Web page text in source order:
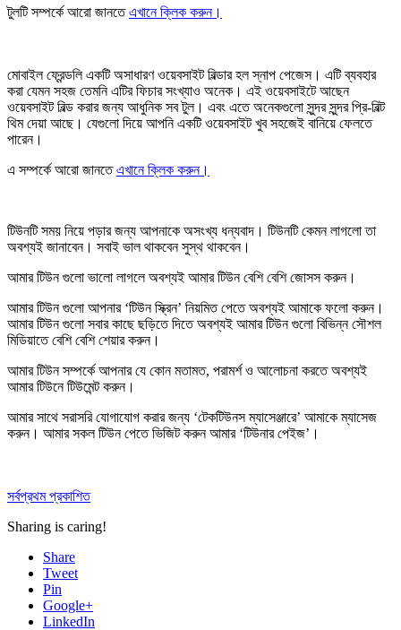
টুলটি সম্পর্কে আরো জানতেএখানে ক্লিক করুন।
মোবাইল ফ্রেন্ডলি একটি অসাধারণ ওয়েবসাইট বিল্ডার হল স্নাপ পেজেস। এটি ব্যবহার
করা যেমন সহজ তেমনি এটির ফিচার সংখ্যাও অনেক। এই ওয়েবসাইটে আছেন
ওয়েবসাইট বিল্ড করার জন্য আধুনিক সব টুল। এবং এতে অনেকগুলো সুন্দর সুন্দর প্রি-বিল্ট
থিম দেয়া আছে। যেগুলো দিয়ে আপনি একটি ওয়েবসাইট খুব সহজেই বানিয়ে ফেলতে
পারেন।
এ সম্পর্কে আরো জানতেএখানে ক্লিক করুন।
টিউনটি সময় নিয়ে পড়ার জন্য আপনাকে অসংখ্য ধন্যবাদ। টিউনটি কেমন লাগলো তা
অবশ্যই জানাবেন। সবাই ভাল থাকবেন সুস্থ থাকবেন।
আমার টিউন গুলো ভালো লাগলে অবশ্যই আমার টিউন বেশি বেশিজোসস করুন।
আমার টিউন গুলো আপনার ‘টিউন স্ক্রিন’ নিয়মিত পেতে অবশ্যই আমাকে ফলো করুন।
আমার টিউন গুলো সবার কাছে ছড়িতে দিতে অবশ্যই আমার টিউন গুলো বিভিন্ন সৌশল
মিডিয়াতে বেশি বেশিশেয়ার করুন।
আমার টিউন সম্পর্কে আপনার যে কোন মতামত, পরামর্শ ও আলোচনা করতে অবশ্যই
আমার টিউনেটিউমেন্ট করুন।
আমার সাথে সরাসরি যোগাযোগ করার জন্য ‘টেকটিউনস ম্যাসেঞ্জারে’ আমাকেম্যাসেজ
করুন। আমার সকল টিউন পেতে ভিজিট করুন আমার ‘টিউনার পেইজ’ ।
সর্বপ্রথম প্রকাশিত
Sharing is caring!
Share
Tweet
Pin
Google+
LinkedIn